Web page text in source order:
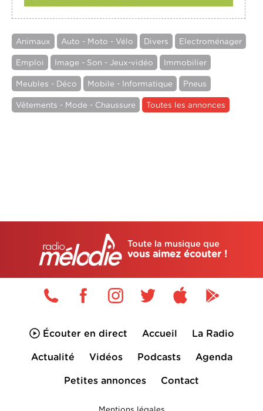
Animaux Auto - Moto - Vélo Divers Electroménager
Emploi Image - Son - Jeux-vidéo Immobilier
Meubles - Déco Mobile - Informatique Pneus
Vêtements - Mode - Chaussure Toutes les annonces
Toute la musique que
vous aimez écouter !
Écouter en direct Accueil La Radio
Actualité Vidéos Podcasts Agenda
Petites annonces Contact